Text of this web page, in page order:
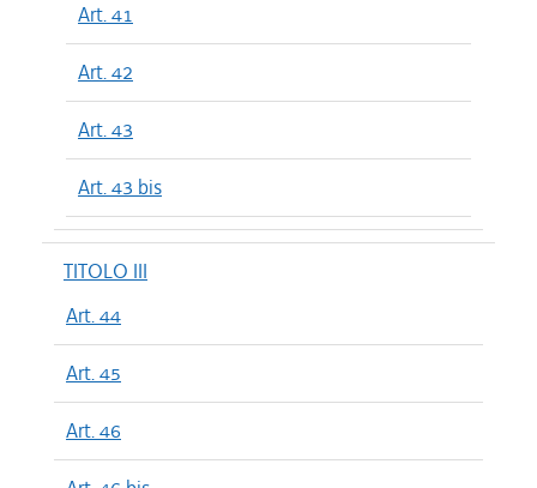
Art. 41
Art. 42
Art. 43
Art. 43 bis
TITOLO III
Art. 44
Art. 45
Art. 46